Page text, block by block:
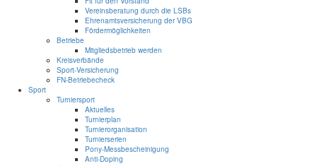
Vereinsberatung durch die LSBs
Ehrenamtsversicherung der VBG
Fördermöglichkeiten
Betriebe
Mitgliedsbetrieb werden
Kreisverbände
Sport-Versicherung
FN-Betriebecheck
Sport
Turniersport
Aktuelles
Turnierplan
Turnierorganisation
Turnierserien
Pony-Messbescheinigung
Anti-Doping